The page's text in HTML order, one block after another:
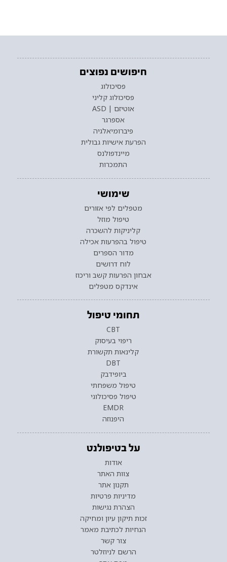
חיפושים נפוצים
פסיכולוג
פסיכולוג קליני
אוטיזם | ASD
אספרגר
פיברומיאלגיה
הפרעת אישיות גבולית
מיינדפולנס
התמכרות
שימושי
מטפלים לפי אזורים
טיפול מוזל
קליניקות להשכרה
טיפול בהפרעות אכילה
מדור הספרים
לוח דרושים
אבחון הפרעות קשב וריכוז
אינדקס מטפלים
תחומי טיפול
CBT
ריפוי בעיסוק
קלינאות תקשורת
DBT
ביופידבק
טיפול משפחתי
טיפול פסיכולוגי
EMDR
היפנוזה
על בטיפולנט
אודות
צוות האתר
תקנון אתר
מדיניות פרטיות
הצהרת נגישות
זכות תיקון עיון ומחיקה
הנחיות לכתיבת מאמר
צור קשר
הרשם לניוזלטר